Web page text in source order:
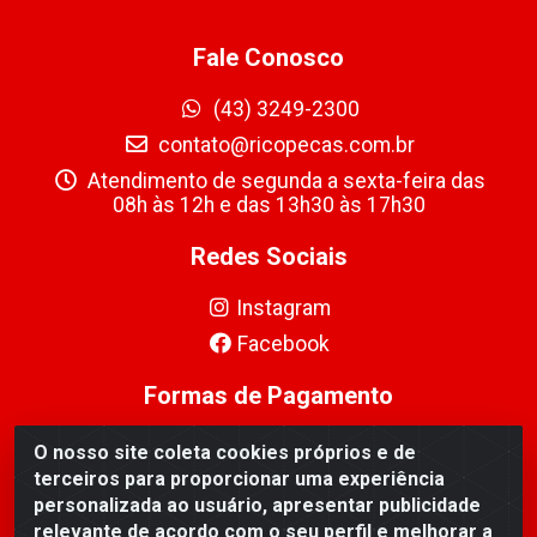
O nosso site coleta cookies próprios e de
terceiros para proporcionar uma experiência
personalizada ao usuário, apresentar publicidade
relevante de acordo com o seu perfil e melhorar a
Fale Conosco
(43) 3249-2300
contato@ricopecas.com.br
Atendimento de segunda a sexta-feira das
08h às 12h e das 13h30 às 17h30
Redes Sociais
Instagram
Facebook
Formas de Pagamento